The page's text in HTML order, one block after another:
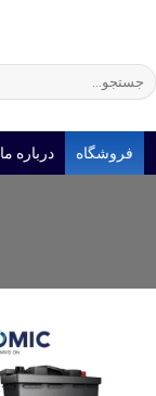
جستجو
برای:
فروشگاه درباره ما